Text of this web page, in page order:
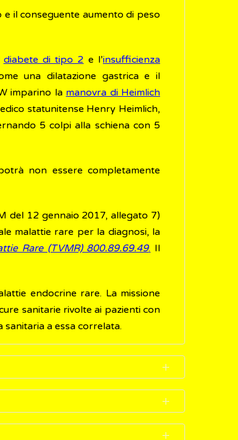
e il conseguente aumento di peso
diabete di tipo 2 e l’insufficienza
una dilatazione gastrica e il
imparino la manovra di Heimlich
statunitense Henry Heimlich,
5 colpi alla schiena con 5
non essere completamente
del 12 gennaio 2017, allegato 7)
malattie rare per la diagnosi, la
Rare (TVMR) 800.89.69.49. Il
endocrine rare. La missione
sanitarie rivolte ai pazienti con
sanitaria a essa correlata.